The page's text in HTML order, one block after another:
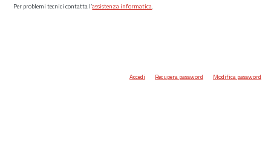
Per problemi tecnici contatta l’assistenza informatica.
Accedi Recupera password Modifica password